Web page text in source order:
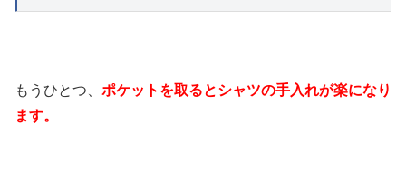
もうひとつ、 ポケットを取るとシャツの手入れが楽になり
ます。